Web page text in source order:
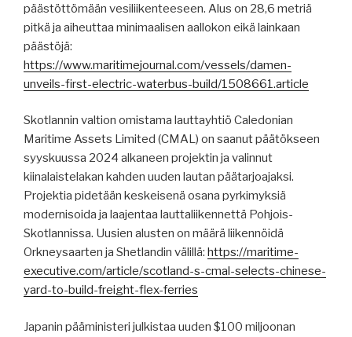
päästöttömään vesiliikenteeseen. Alus on 28,6 metriä
pitkä ja aiheuttaa minimaalisen aallokon eikä lainkaan
päästöjä:
https://www.maritimejournal.com/vessels/damen-
unveils-first-electric-waterbus-build/1508661.article
Skotlannin valtion omistama lauttayhtiö Caledonian
Maritime Assets Limited (CMAL) on saanut päätökseen
syyskuussa 2024 alkaneen projektin ja valinnut
kiinalaistelakan kahden uuden lautan päätarjoajaksi.
Projektia pidetään keskeisenä osana pyrkimyksiä
modernisoida ja laajentaa lauttaliikennettä Pohjois-
Skotlannissa. Uusien alusten on määrä liikennöidä
Orkneysaarten ja Shetlandin välillä: https://maritime-
executive.com/article/scotland-s-cmal-selects-chinese-
yard-to-build-freight-flex-ferries
Japanin pääministeri julkistaa uuden $100 miljoonan